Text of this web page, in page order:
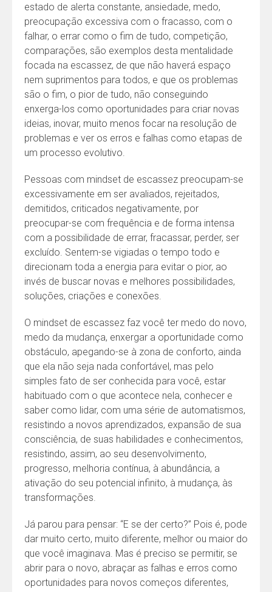
estado de alerta constante, ansiedade, medo,
preocupação excessiva com o fracasso, com o
falhar, o errar como o fim de tudo, competição,
comparações, são exemplos desta mentalidade
focada na escassez, de que não haverá espaço
nem suprimentos para todos, e que os problemas
são o fim, o pior de tudo, não conseguindo
enxerga-los como oportunidades para criar novas
ideias, inovar, muito menos focar na resolução de
problemas e ver os erros e falhas como etapas de
um processo evolutivo.
Pessoas com mindset de escassez preocupam-se
excessivamente em ser avaliados, rejeitados,
demitidos, criticados negativamente, por
preocupar-se com frequência e de forma intensa
com a possibilidade de errar, fracassar, perder, ser
excluído. Sentem-se vigiadas o tempo todo e
direcionam toda a energia para evitar o pior, ao
invés de buscar novas e melhores possibilidades,
soluções, criações e conexões.
O mindset de escassez faz você ter medo do novo,
medo da mudança, enxergar a oportunidade como
obstáculo, apegando-se à zona de conforto, ainda
que ela não seja nada confortável, mas pelo
simples fato de ser conhecida para você, estar
habituado com o que acontece nela, conhecer e
saber como lidar, com uma série de automatismos,
resistindo a novos aprendizados, expansão de sua
consciência, de suas habilidades e conhecimentos,
resistindo, assim, ao seu desenvolvimento,
progresso, melhoria contínua, à abundância, a
ativação do seu potencial infinito, à mudança, às
transformações.
Já parou para pensar: “E se der certo?” Pois é, pode
dar muito certo, muito diferente, melhor ou maior do
que você imaginava. Mas é preciso se permitir, se
abrir para o novo, abraçar as falhas e erros como
oportunidades para novos começos diferentes,